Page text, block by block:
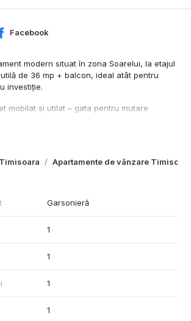
Apartamente de vânzare Timisoara
Facebook
modern situat în zona Soarelui, la etajul
de 36 mp + balcon, ideal atât pentru
investiție.
mobilat și utilat – gata pentru mutare
cu electrocasnice Gorenje, Hansa și Beko
panoramică
și alte puncte de interes.
Imobiliare pentru detalii și programare.
Garsonieră
1
1
1
1